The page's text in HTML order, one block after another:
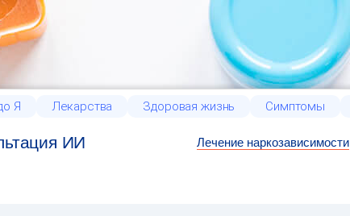
Я Лекарства Здоровая жизнь Симптомы
ИИ Лечение наркозависимости